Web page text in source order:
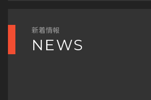
新着情報
NEWS